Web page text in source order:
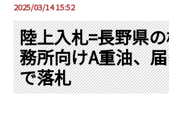
PRA原則
Q & A
会社概要
お問い合わせ
English
瑞姆亜
Rim
2025/03/14 15:52
陸上入札=長野県
務所向けA重油、
で落札